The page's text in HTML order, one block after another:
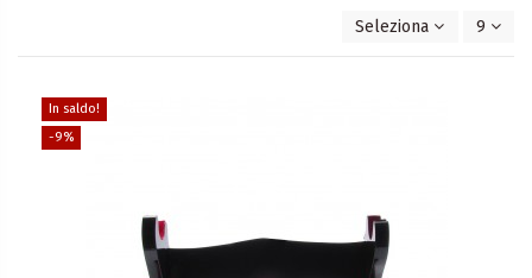
Seleziona 9
In saldo!
-9%